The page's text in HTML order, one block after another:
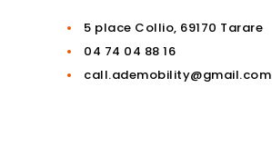
5 place Collio, 69170 Tarare
04 74 04 88 16
call.ademobility@gmail.com